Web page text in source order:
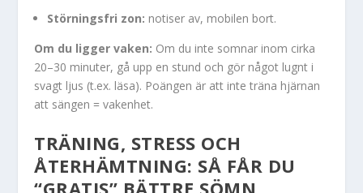
Störningsfri zon: notiser av, mobilen bort.
Om du ligger vaken: Om du inte somnar inom cirka
20–30 minuter, gå upp en stund och gör något lugnt i
svagt ljus (t.ex. läsa). Poängen är att inte träna hjärnan
att sängen = vakenhet.
TRÄNING, STRESS OCH
ÅTERHÄMTNING: SÅ FÅR DU
“GRATIS” BÄTTRE SÖMN